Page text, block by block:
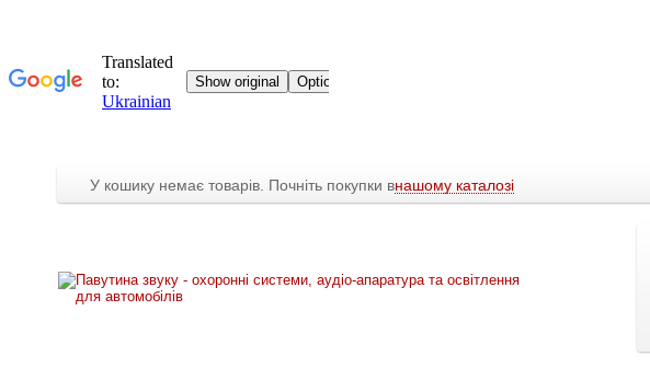
У кошику немає товарів. Почніть покупки внашому каталозі